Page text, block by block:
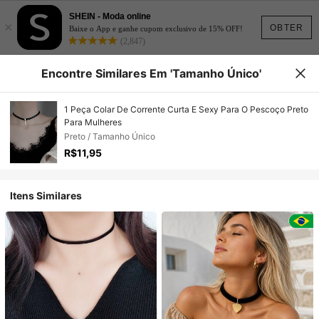
OBTER
×
SHEIN - Moda online
Baixe o App e ganhe cupom exclusivo de 15% OFF!
(2,847)
Encontre Similares Em 'Tamanho Único'
1 Peça Colar De Corrente Curta E Sexy Para O Pescoço Preto
Para Mulheres
Preto / Tamanho Único
R$11,95
Itens Similares